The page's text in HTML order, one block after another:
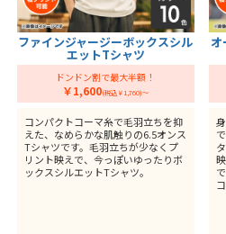
ファインジャージーボックスシル
エットTシャツ
ドンドン割で最大半額！
￥1,600(税込￥1,760)～
コンパクトコーマ糸で毛羽立ちを抑
えた、なめらかな肌触りの6.5オンス
Tシャツです。毛羽立ちが少なくプ
リント映えで、今っぽいゆったりボ
ックスシルエットTシャツ。
オ